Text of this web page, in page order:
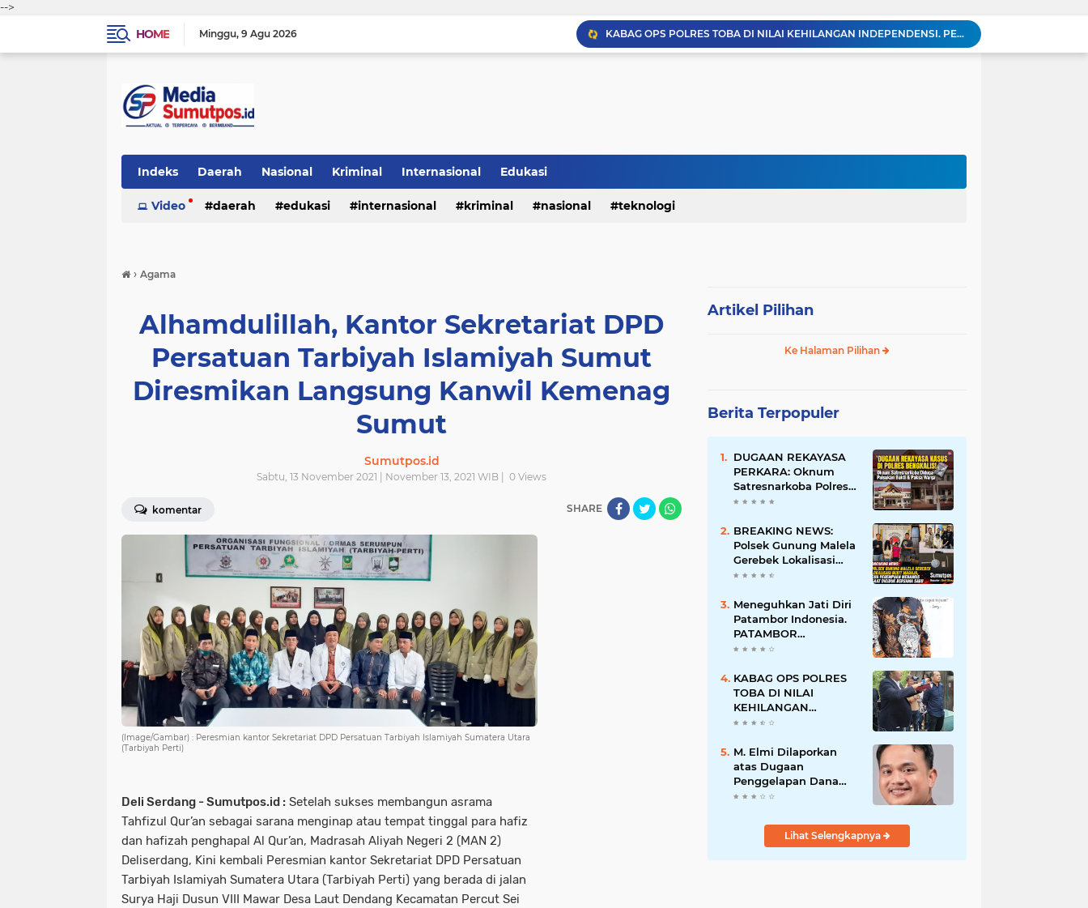
-->
HOME
Minggu 9 Agu 2026
KABAG OPS POLRES TOBA DI NILAI KEHILANGAN INDEPENDENSI. PENGAMANAN PENEMBOKAN TANAH DI LAGUBOTI DAPAT SOROTAN.
Indeks Daerah Nasional Kriminal Internasional Edukasi
Video daerah edukasi internasional kriminal nasional teknologi
› Agama
Alhamdulillah, Kantor Sekretariat DPD
Persatuan Tarbiyah Islamiyah Sumut
Diresmikan Langsung Kanwil Kemenag
Sumut
Sumutpos.id
Sabtu, 13 November 2021 | November 13, 2021 WIB | 0 Views
komentar SHARE
(Image/Gambar) : Peresmian kantor Sekretariat DPD Persatuan Tarbiyah Islamiyah Sumatera Utara
(Tarbiyah Perti)
Deli Serdang - Sumutpos.id : Setelah sukses membangun asrama
Tahfizul Qur’an sebagai sarana menginap atau tempat tinggal para hafiz
dan hafizah penghapal Al Qur’an, Madrasah Aliyah Negeri 2 (MAN 2)
Deliserdang, Kini kembali Peresmian kantor Sekretariat DPD Persatuan
Tarbiyah Islamiyah Sumatera Utara (Tarbiyah Perti) yang berada di jalan
Surya Haji Dusun VIII Mawar Desa Laut Dendang Kecamatan Percut Sei
Artikel Pilihan
Ke Halaman Pilihan
Berita Terpopuler
DUGAAN REKAYASA
PERKARA: Oknum
Satresnarkoba Polres
Bengkalis Diduga
Hingga Paksa Warga
Hadir di TKP
BREAKING NEWS:
Polsek Gunung Malela
Gerebek Lokalisasi
Bukit Maraja, Dua
Saat Diciduk Bersama
Sabu
Meneguhkan Jati Diri
Patambor Indonesia.
PATAMBOR
INDONESIA Akan
Jakarta.
KABAG OPS POLRES
TOBA DI NILAI
KEHILANGAN
INDEPENDENSI.
PENEMBOKAN TANAH
DI LAGUBOTI DAPAT
SOROTAN.
M. Elmi Dilaporkan
atas Dugaan
Penggelapan Dana
Pensiunan Guru dan
Pastikan Proses
Hukum BerjalanLihat Selengkapnya